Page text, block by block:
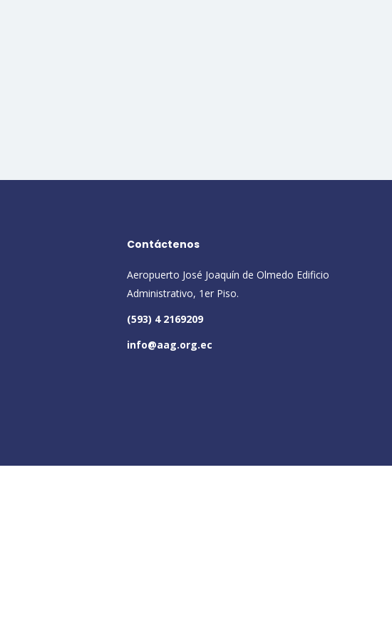
Contáctenos
Aeropuerto José Joaquín de Olmedo Edificio
Administrativo, 1er Piso.
(593) 4 2169209
info@aag.org.ec